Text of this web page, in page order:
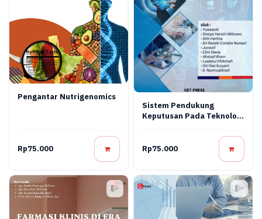
Pengantar Nutrigenomics
Rp75.000
Sistem Pendukung
Keputusan Pada Teknologi
Rp75.000